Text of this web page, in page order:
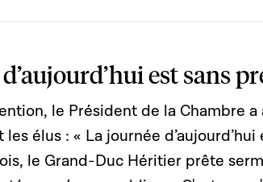
est sans
le Président de la Chambre
élus : « La journée
le Grand-Duc Héritier prête